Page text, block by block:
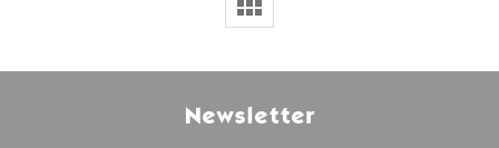
Newsletter